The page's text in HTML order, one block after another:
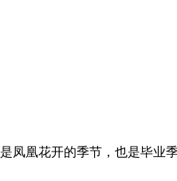
凤凰花开的季节，也是毕业